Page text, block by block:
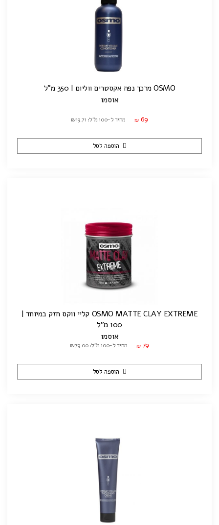
OSMO מרכך נפח אקסטרים ווליום | 350 מ"ל
אוסמו
₪ 69 מחיר ל-100 מ"ל: ₪19.71
הוספה לסל
OSMO MATTE CLAY EXTREME קליי ווקס חזק במיוחד |
100 מ"ל
אוסמו
₪ 79 מחיר ל-100 מ"ל: ₪79.00
הוספה לסל